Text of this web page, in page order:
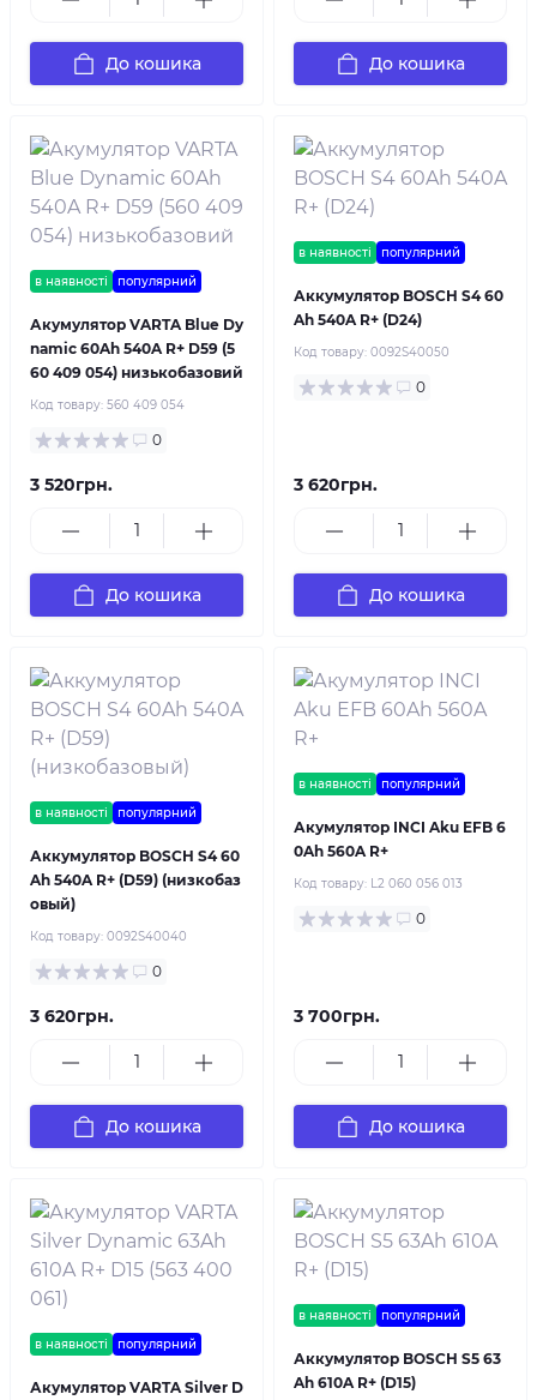
До кошика До кошика
в наявності популярний
Акумулятор VARTA Blue Dy
namic 60Ah 540A R+ D59 (5
60 409 054) низькобазовий
Код товару: 560 409 054
0
3 520грн.
До кошика
в наявності популярний
Аккумулятор BOSCH S4 60
Ah 540A R+ (D24)
Код товару: 0092S40050
0
3 620грн.
До кошика
в наявності популярний
Аккумулятор BOSCH S4 60
Ah 540A R+ (D59) (низкобаз
овый)
Код товару: 0092S40040
0
3 620грн.
До кошика
в наявності популярний
Акумулятор INCI Aku EFB 6
0Ah 560A R+
Код товару: L2 060 056 013
0
3 700грн.
До кошика
в наявності популярний
Акумулятор VARTA Silver D
в наявності популярний
Аккумулятор BOSCH S5 63
Ah 610A R+ (D15)